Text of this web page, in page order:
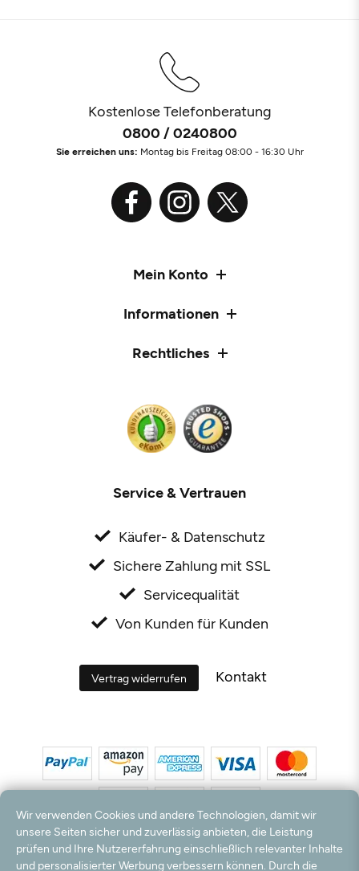
Kostenlose Telefonberatung
0800 / 0240800
Sie erreichen uns: Montag bis Freitag 08:00 - 16:30 Uhr
Mein Konto
Informationen
Rechtliches
Service & Vertrauen
Käufer- & Datenschutz
Sichere Zahlung mit SSL
Servicequalität
Von Kunden für Kunden
Vertrag widerrufen Kontakt
*Alle Preise inkl. MwSt. und zzgl. Versandkosten. **Kostenloser Versand und Rückversand
Wir verwenden Cookies und andere Technologien, damit wir
unsere Seiten sicher und zuverlässig anbieten, die Leistung
prüfen und Ihre Nutzererfahrung einschließlich relevanter Inhalte
und personalisierter Werbung verbessern können. Durch die